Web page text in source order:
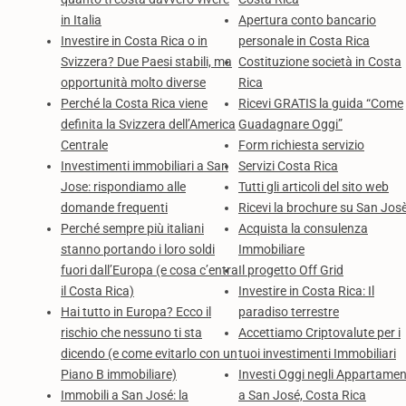
in Italia
Investire in Costa Rica o in
Svizzera? Due Paesi stabili, ma
opportunità molto diverse
Perché la Costa Rica viene
definita la Svizzera dell’America
Centrale
Investimenti immobiliari a San
Jose: rispondiamo alle
domande frequenti
Perché sempre più italiani
stanno portando i loro soldi
fuori dall’Europa (e cosa c’entra
il Costa Rica)
Hai tutto in Europa? Ecco il
rischio che nessuno ti sta
dicendo (e come evitarlo con un
Piano B immobiliare)
Immobili a San José: la
Apertura conto bancario
personale in Costa Rica
Costituzione società in Costa
Rica
Ricevi GRATIS la guida “Come
Guadagnare Oggi”
Form richiesta servizio
Servizi Costa Rica
Tutti gli articoli del sito web
Ricevi la brochure su San
Acquista la consulenza
Immobiliare
Il progetto Off Grid
Investire in Costa Rica: Il
paradiso terrestre
Accettiamo Criptovalute per i
tuoi investimenti Immobiliari
Investi Oggi negli
a San José, Costa Rica